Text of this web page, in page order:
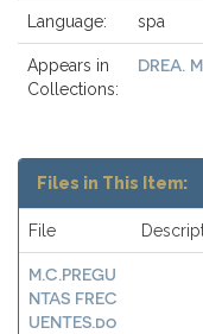
Language: spa
Appears in
Collections:
DREA.
Files in This Item:
File
M.C.PREGU
NTAS FREC
UENTES.do